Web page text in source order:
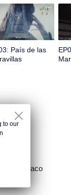
País de las
demoníaco
to our